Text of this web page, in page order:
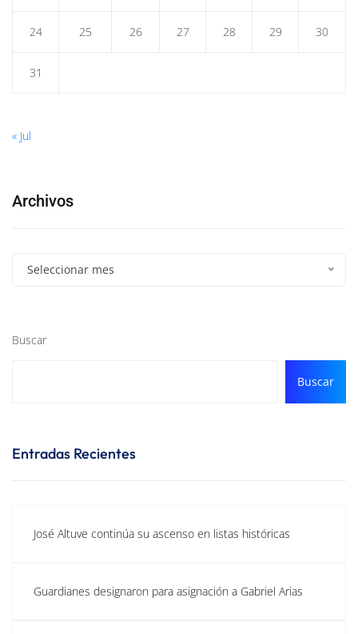
24 25 26 27 28 29 30
31
« Jul
Archivos
Seleccionar mes
Buscar
Buscar
Entradas Recientes
José Altuve continúa su ascenso en listas históricas
Guardianes designaron para asignación a Gabriel Arias